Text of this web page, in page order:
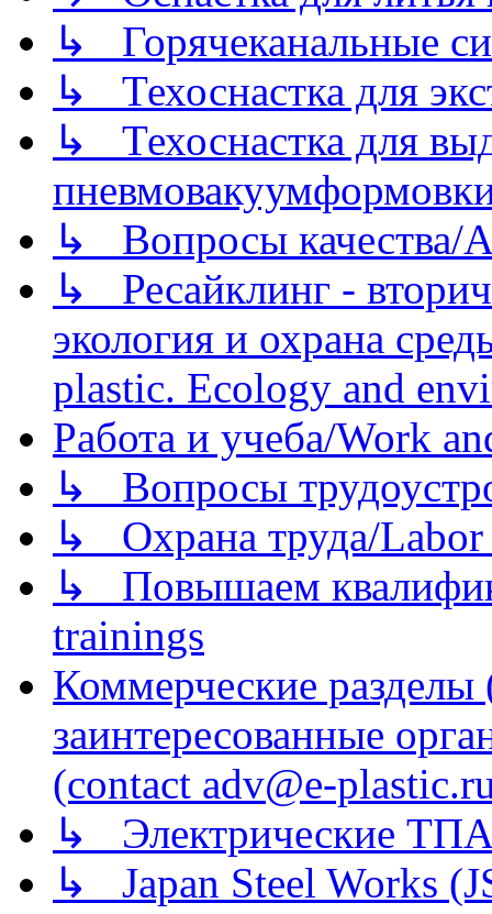
↳ Горячеканальные
↳ Техоснастка для
↳ Техоснастка для
↳ Вопросы качества/
↳ Ресайклинг -
экология и охрана
plastic. Ecology and
Работа и учеба/Work
↳ Вопросы
↳ Охрана труда/Labor
↳ Повышаем
trainings
Коммерческие
заинтересованные
(contact adv@e-
↳ Электрические
↳ Japan Steel Works